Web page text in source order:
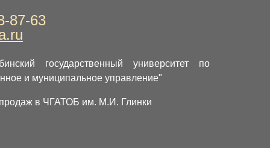
87-63
государственный университет по
и муниципальное управление"
продаж в ЧГАТОБ им. М.И. Глинки